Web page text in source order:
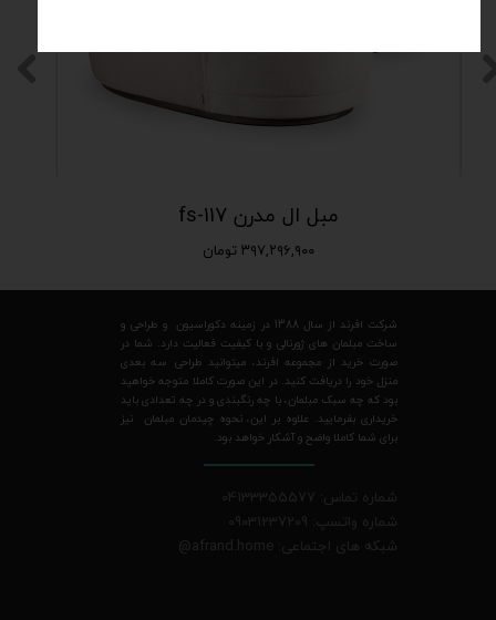
مبل ال مدرن fs-117
۳۹۷,۲۹۶,۹۰۰ تومان
شرکت افرند از سال 1388 در زمینه دکوراسیون و طراحی و
ساخت مبلمان های ژورنالی و با کیفیت فعالیت دارد. شما در
صورت خرید از مجموعه افرند، میتوانید طراحی سه بعدی
منزل خود را دریافت کنید. در این صورت کاملا متوجه خواهید
بود که چه سبک مبلمان، با چه رنگبندی و در چه تعدادی باید
خریداری بفرمایید. علاوه بر این، نحوه چیدمان مبلمان نیز
برای شما کاملا واضح و آشکار خواهد بود.
شماره تماس: 04133355577
شماره واتسپ: 09031237209
شبکه های اجتماعی: afrand.home
@